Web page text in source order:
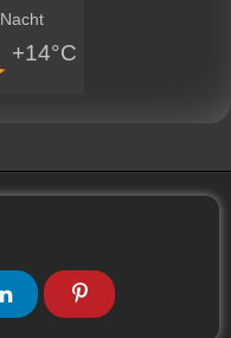
Nacht
+14°C